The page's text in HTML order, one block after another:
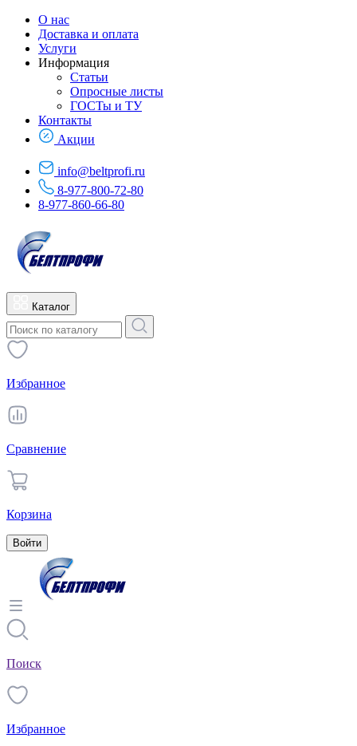
О нас
Доставка и оплата
Услуги
Информация
Статьи
Опросные листы
ГОСТы и ТУ
Контакты
Акции
info@beltprofi.ru
8-977-800-72-80
8-977-860-66-80
Каталог
Избранное
Сравнение
Корзина
Войти
Поиск
Избранное